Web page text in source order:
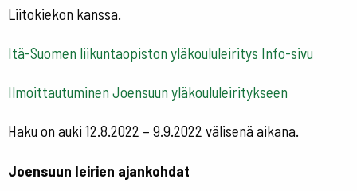
Liitokiekon kanssa.
Itä-Suomen liikuntaopiston yläkoululeiritys Info-sivu
Ilmoittautuminen Joensuun yläkoululeiritykseen
Haku on auki 12.8.2022 – 9.9.2022 välisenä aikana.
Joensuun leirien ajankohdat